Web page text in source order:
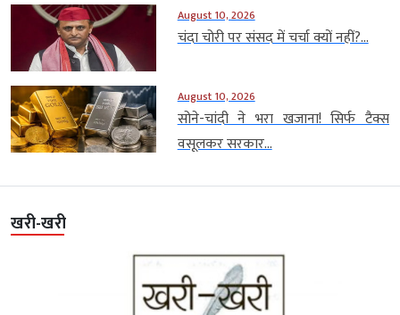
August 10, 2026
चंदा चोरी पर संसद में चर्चा क्यों नहीं?...
August 10, 2026
सोने-चांदी ने भरा खजाना! सिर्फ टैक्स
वसूलकर सरकार...
खरी-खरी